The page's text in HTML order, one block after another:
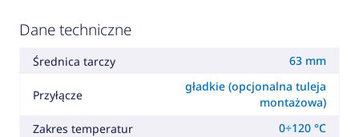
Dane techniczne
Średnica tarczy 63 mm
Przyłącze
gładkie (opcjonalna tuleja
montażowa)
Zakres temperatur
0÷120 °C